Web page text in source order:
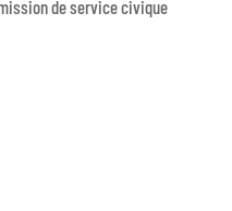
de service civique